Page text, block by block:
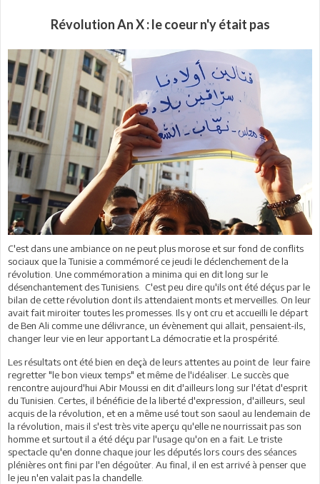
Révolution An X : le coeur n'y était pas
C'est dans une ambiance on ne peut plus morose et sur fond de conflits
sociaux que la Tunisie a commémoré ce jeudi le déclenchement de la
révolution. Une commémoration a minima qui en dit long sur le
désenchantement des Tunisiens. C'est peu dire qu'ils ont été déçus par le
bilan de cette révolution dont ils attendaient monts et merveilles. On leur
avait fait miroiter toutes les promesses. Ils y ont cru et accueilli le départ
de Ben Ali comme une délivrance, un évènement qui allait, pensaient-ils,
changer leur vie en leur apportant La démocratie et la prospérité.
Les résultats ont été bien en deçà de leurs attentes au point de leur faire
regretter "le bon vieux temps" et même de l'idéaliser. Le succès que
rencontre aujourd'hui Abir Moussi en dit d'ailleurs long sur l'état d'esprit
du Tunisien. Certes, il bénéficie de la liberté d'expression, d'ailleurs, seul
acquis de la révolution, et en a même usé tout son saoul au lendemain de
la révolution, mais il s'est très vite aperçu qu'elle ne nourrissait pas son
homme et surtout il a été déçu par l'usage qu'on en a fait. Le triste
spectacle qu'en donne chaque jour les députés lors cours des séances
plénières ont fini par l'en dégoûter. Au final, il en est arrivé à penser que
le jeu n'en valait pas la chandelle.